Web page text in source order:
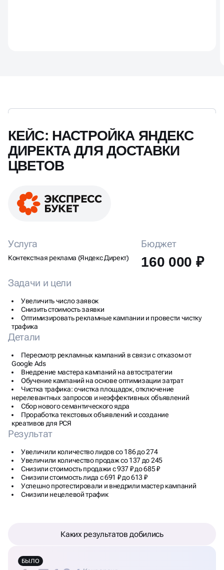
КЕЙС: НАСТРОЙКА ЯНДЕКС
ДИРЕКТА ДЛЯ ДОСТАВКИ
ЦВЕТОВ
Услуга
Контекстная реклама (Яндекс Директ)
Бюджет
160 000 ₽
Задачи и цели
Увеличить число заявок
Снизить стоимость заявки
Оптимизировать рекламные кампании и провести чистку
трафика
Детали
Пересмотр рекламных кампаний в связи с отказом от
Google Ads
Внедрение мастера кампаний на автостратегии
Обучение кампаний на основе оптимизации затрат
Чистка трафика: очистка площадок, отключение
нерелевантных запросов и неэффективных объявлений
Сбор нового семантического ядра
Проработка текстовых объявлений и создание
креативов для РСЯ
Результат
Увеличили количество лидов со 186 до 274
Увеличили количество продаж со 137 до 245
Снизили стоимость продажи с 937 ₽ до 685 ₽
Снизили стоимость лида с 691 ₽ до 613 ₽
Успешно протестировали и внедрили мастер кампаний
Снизили нецелевой трафик
Каких результатов добились
БЫЛО